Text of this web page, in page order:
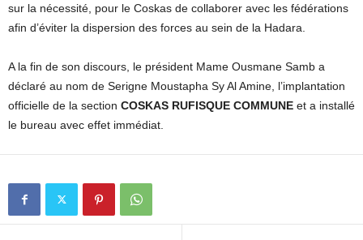
sur la nécessité, pour le Coskas de collaborer avec les fédérations
afin d’éviter la dispersion des forces au sein de la Hadara.
A la fin de son discours, le président Mame Ousmane Samb a
déclaré au nom de Serigne Moustapha Sy Al Amine, l’implantation
officielle de la section COSKAS RUFISQUE COMMUNE et a installé
le bureau avec effet immédiat.